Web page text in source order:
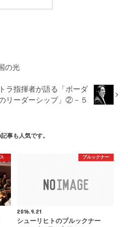
の光
ラ指揮者が語る「ボーダ
リーダーシップ」②－５
事も人気です。
ブルックナー
2016.9.21
シューリヒトのブルックナー